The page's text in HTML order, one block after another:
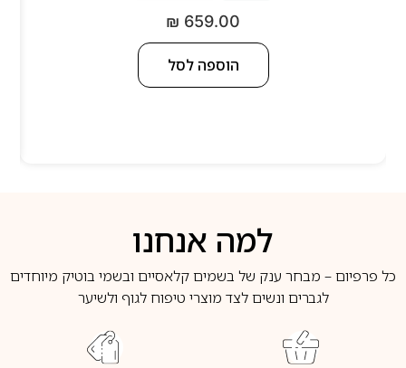
₪ 659.00
הוספה לסל
למה אנחנו
כל פרפיום – מבחר ענק של בשמים קלאסיים ובשמי בוטיק מיוחדים
לגברים ונשים לצד מוצרי טיפוח לגוף ולשיער